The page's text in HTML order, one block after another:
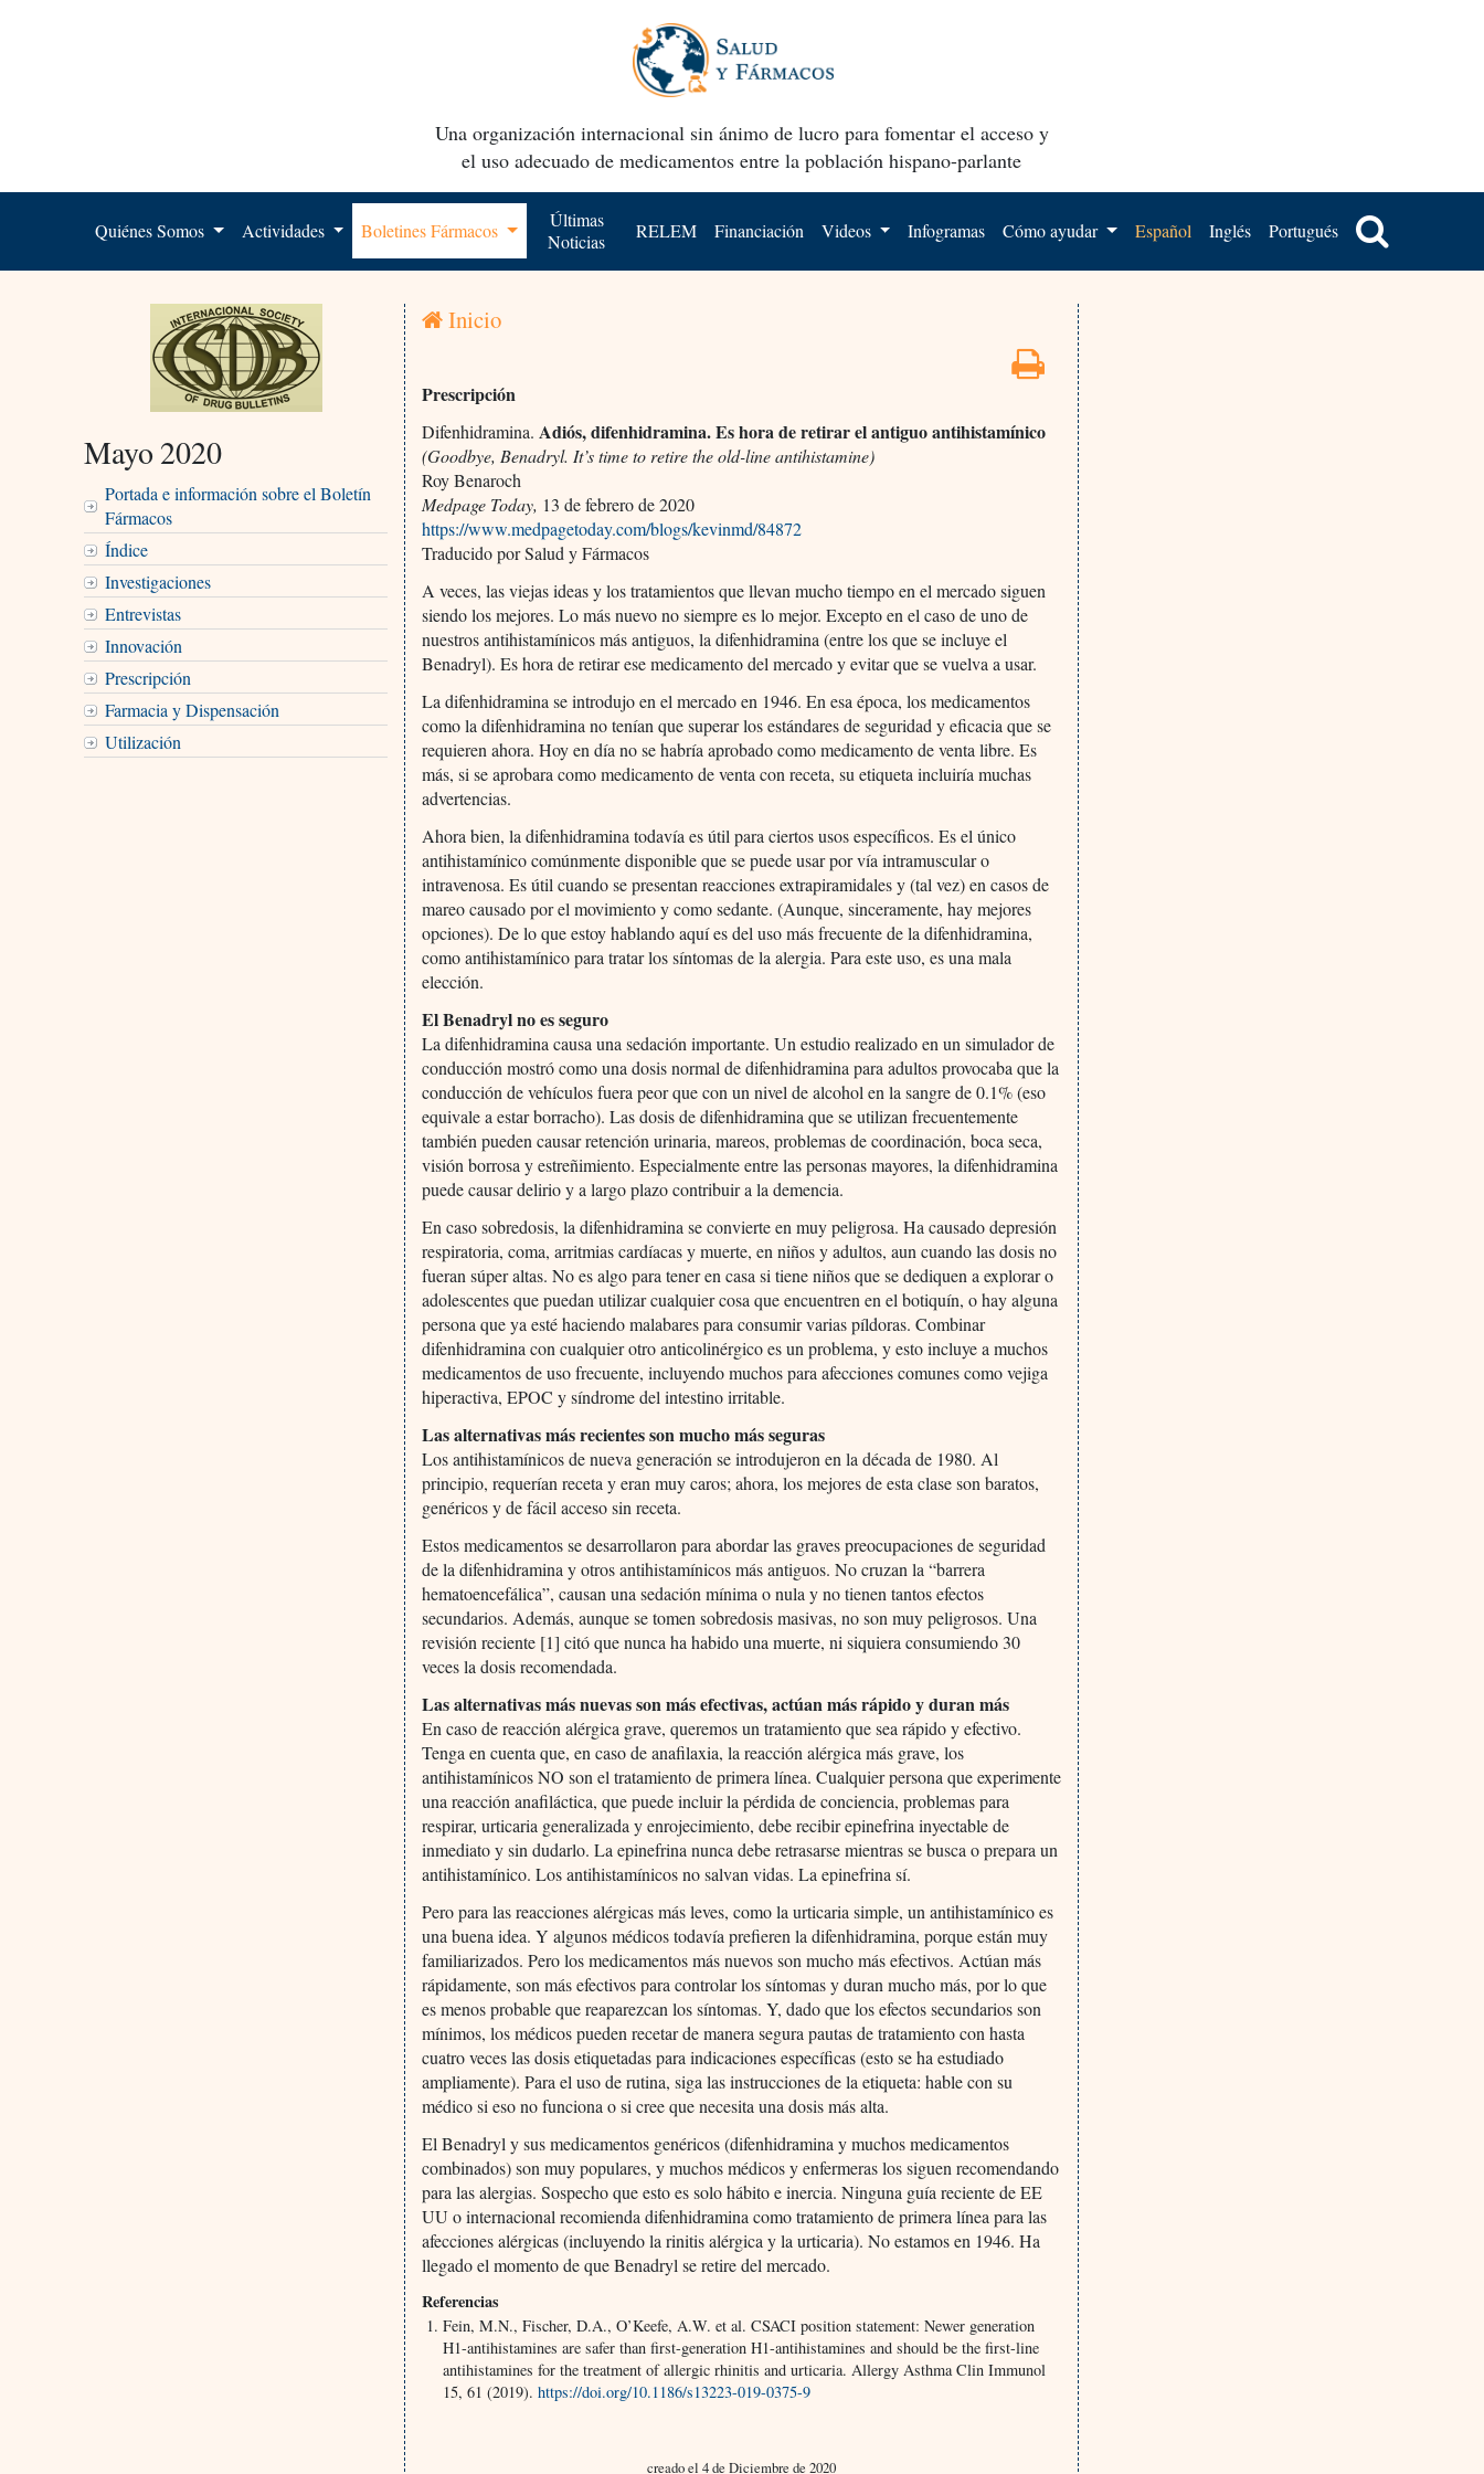
Una organización internacional sin ánimo de lucro para fomentar el acceso y
el uso adecuado de medicamentos entre la población hispano-parlante
Quiénes Somos Actividades Boletines Fármacos
Últimas
Noticias
RELEM Financiación Videos Infogramas Cómo ayudar Español Inglés Portugués
Mayo 2020
Portada e información sobre el Boletín
Fármacos
Índice
Investigaciones
Entrevistas
Innovación
Prescripción
Farmacia y Dispensación
Utilización
Inicio
Prescripción
Difenhidramina. Adiós, difenhidramina. Es hora de retirar el antiguo antihistamínico
(Goodbye, Benadryl. It’s time to retire the old-line antihistamine)
Roy Benaroch
Medpage Today, 13 de febrero de 2020
https://www.medpagetoday.com/blogs/kevinmd/84872
Traducido por Salud y Fármacos
A veces, las viejas ideas y los tratamientos que llevan mucho tiempo en el mercado siguen
siendo los mejores. Lo más nuevo no siempre es lo mejor. Excepto en el caso de uno de
nuestros antihistamínicos más antiguos, la difenhidramina (entre los que se incluye el
Benadryl). Es hora de retirar ese medicamento del mercado y evitar que se vuelva a usar.
La difenhidramina se introdujo en el mercado en 1946. En esa época, los medicamentos
como la difenhidramina no tenían que superar los estándares de seguridad y eficacia que se
requieren ahora. Hoy en día no se habría aprobado como medicamento de venta libre. Es
más, si se aprobara como medicamento de venta con receta, su etiqueta incluiría muchas
advertencias.
Ahora bien, la difenhidramina todavía es útil para ciertos usos específicos. Es el único
antihistamínico comúnmente disponible que se puede usar por vía intramuscular o
intravenosa. Es útil cuando se presentan reacciones extrapiramidales y (tal vez) en casos de
mareo causado por el movimiento y como sedante. (Aunque, sinceramente, hay mejores
opciones). De lo que estoy hablando aquí es del uso más frecuente de la difenhidramina,
como antihistamínico para tratar los síntomas de la alergia. Para este uso, es una mala
elección.
El Benadryl no es seguro
La difenhidramina causa una sedación importante. Un estudio realizado en un simulador de
conducción mostró como una dosis normal de difenhidramina para adultos provocaba que la
conducción de vehículos fuera peor que con un nivel de alcohol en la sangre de 0.1% (eso
equivale a estar borracho). Las dosis de difenhidramina que se utilizan frecuentemente
también pueden causar retención urinaria, mareos, problemas de coordinación, boca seca,
visión borrosa y estreñimiento. Especialmente entre las personas mayores, la difenhidramina
puede causar delirio y a largo plazo contribuir a la demencia.
En caso sobredosis, la difenhidramina se convierte en muy peligrosa. Ha causado depresión
respiratoria, coma, arritmias cardíacas y muerte, en niños y adultos, aun cuando las dosis no
fueran súper altas. No es algo para tener en casa si tiene niños que se dediquen a explorar o
adolescentes que puedan utilizar cualquier cosa que encuentren en el botiquín, o hay alguna
persona que ya esté haciendo malabares para consumir varias píldoras. Combinar
difenhidramina con cualquier otro anticolinérgico es un problema, y esto incluye a muchos
medicamentos de uso frecuente, incluyendo muchos para afecciones comunes como vejiga
hiperactiva, EPOC y síndrome del intestino irritable.
Las alternativas más recientes son mucho más seguras
Los antihistamínicos de nueva generación se introdujeron en la década de 1980. Al
principio, requerían receta y eran muy caros; ahora, los mejores de esta clase son baratos,
genéricos y de fácil acceso sin receta.
Estos medicamentos se desarrollaron para abordar las graves preocupaciones de seguridad
de la difenhidramina y otros antihistamínicos más antiguos. No cruzan la “barrera
hematoencefálica”, causan una sedación mínima o nula y no tienen tantos efectos
secundarios. Además, aunque se tomen sobredosis masivas, no son muy peligrosos. Una
revisión reciente [1] citó que nunca ha habido una muerte, ni siquiera consumiendo 30
veces la dosis recomendada.
Las alternativas más nuevas son más efectivas, actúan más rápido y duran más
En caso de reacción alérgica grave, queremos un tratamiento que sea rápido y efectivo.
Tenga en cuenta que, en caso de anafilaxia, la reacción alérgica más grave, los
antihistamínicos NO son el tratamiento de primera línea. Cualquier persona que experimente
una reacción anafiláctica, que puede incluir la pérdida de conciencia, problemas para
respirar, urticaria generalizada y enrojecimiento, debe recibir epinefrina inyectable de
inmediato y sin dudarlo. La epinefrina nunca debe retrasarse mientras se busca o prepara un
antihistamínico. Los antihistamínicos no salvan vidas. La epinefrina sí.
Pero para las reacciones alérgicas más leves, como la urticaria simple, un antihistamínico es
una buena idea. Y algunos médicos todavía prefieren la difenhidramina, porque están muy
familiarizados. Pero los medicamentos más nuevos son mucho más efectivos. Actúan más
rápidamente, son más efectivos para controlar los síntomas y duran mucho más, por lo que
es menos probable que reaparezcan los síntomas. Y, dado que los efectos secundarios son
mínimos, los médicos pueden recetar de manera segura pautas de tratamiento con hasta
cuatro veces las dosis etiquetadas para indicaciones específicas (esto se ha estudiado
ampliamente). Para el uso de rutina, siga las instrucciones de la etiqueta: hable con su
médico si eso no funciona o si cree que necesita una dosis más alta.
El Benadryl y sus medicamentos genéricos (difenhidramina y muchos medicamentos
combinados) son muy populares, y muchos médicos y enfermeras los siguen recomendando
para las alergias. Sospecho que esto es solo hábito e inercia. Ninguna guía reciente de EE
UU o internacional recomienda difenhidramina como tratamiento de primera línea para las
afecciones alérgicas (incluyendo la rinitis alérgica y la urticaria). No estamos en 1946. Ha
llegado el momento de que Benadryl se retire del mercado.
Referencias
Fein, M.N., Fischer, D.A., O’Keefe, A.W. et al. CSACI position statement: Newer generation
H1-antihistamines are safer than first-generation H1-antihistamines and should be the first-line
antihistamines for the treatment of allergic rhinitis and urticaria. Allergy Asthma Clin Immunol
15, 61 (2019).https://doi.org/10.1186/s13223-019-0375-9
creado el 4 de Diciembre de 2020